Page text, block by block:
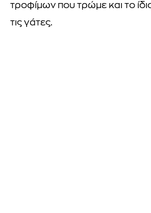
τροφίμων που τρώμε και το ίδιο
τις γάτες.